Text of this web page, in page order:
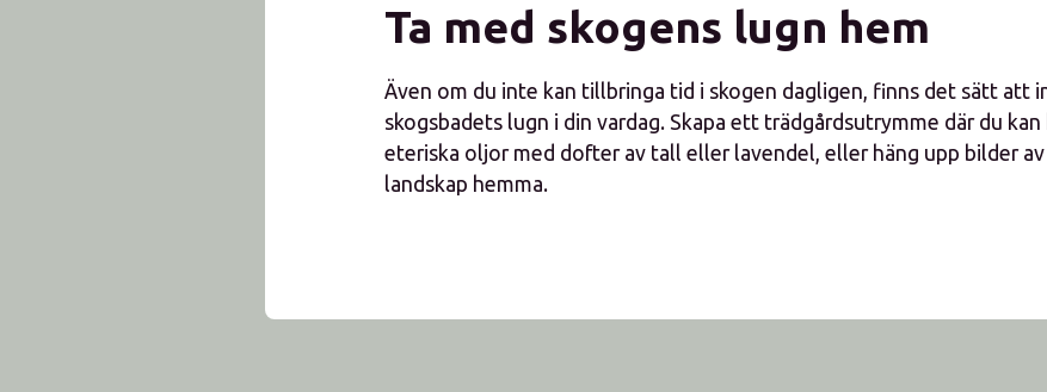
Ta med skogens lugn hem
Även om du inte kan tillbringa tid i skogen dagligen, finns det sätt att
skogsbadets lugn i din vardag. Skapa ett trädgårdsutrymme där du kan
eteriska oljor med dofter av tall eller lavendel, eller häng upp bilder
landskap hemma.